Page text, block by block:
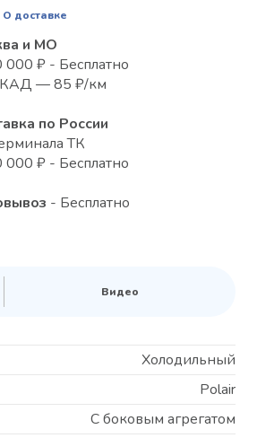
О доставке
и МО
000 ₽ - Бесплатно
— 85 ₽/км
по России
ТК
000 ₽ - Бесплатно
- Бесплатно
Видео
Холодильный
Polair
С боковым агрегатом